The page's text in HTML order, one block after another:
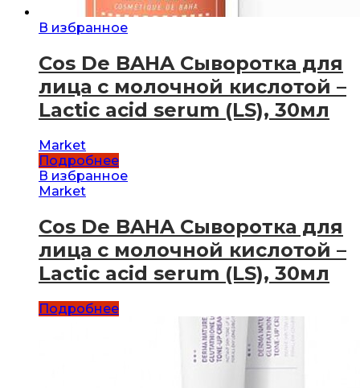
В избранное
Cos De BAHA Сыворотка для
лица с молочной кислотой –
Lactic acid serum (LS), 30мл
Market
Подробнее
В избранное
Market
Cos De BAHA Сыворотка для
лица с молочной кислотой –
Lactic acid serum (LS), 30мл
Подробнее